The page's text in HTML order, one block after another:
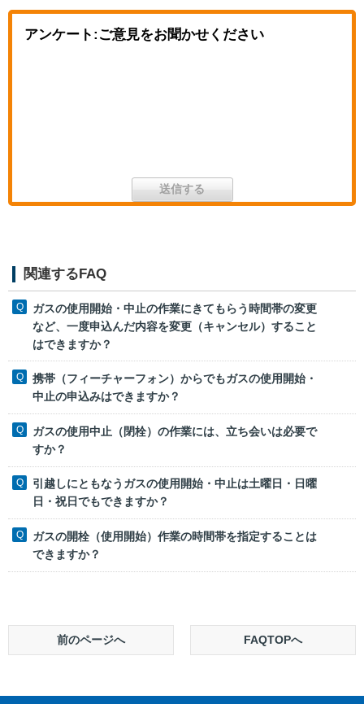
アンケート:ご意見をお聞かせください
関連するFAQ
ガスの使用開始・中止の作業にきてもらう時間帯の変更
など、一度申込んだ内容を変更（キャンセル）すること
はできますか？
携帯（フィーチャーフォン）からでもガスの使用開始・
中止の申込みはできますか？
ガスの使用中止（閉栓）の作業には、立ち会いは必要で
すか？
引越しにともなうガスの使用開始・中止は土曜日・日曜
日・祝日でもできますか？
ガスの開栓（使用開始）作業の時間帯を指定することは
できますか？
前のページへ FAQTOPへ